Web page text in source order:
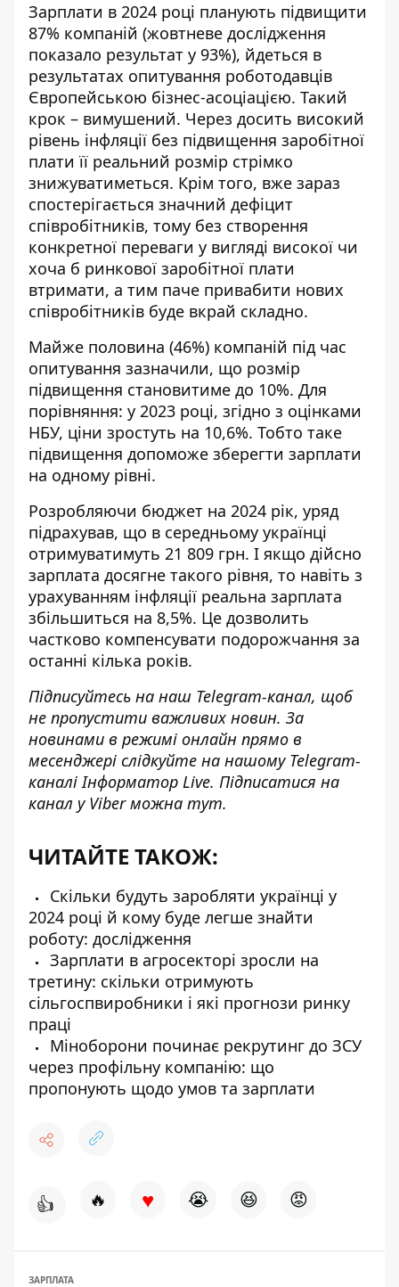
Зарплати в 2024 році планують підвищити
87% компаній (жовтневе дослідження
показало результат у 93%), йдеться в
результатах опитування роботодавців
Європейською бізнес-асоціацією. Такий
крок – вимушений. Через досить високий
рівень інфляції без підвищення заробітної
плати її реальний розмір стрімко
знижуватиметься. Крім того, вже зараз
спостерігається значний дефіцит
співробітників, тому без створення
конкретної переваги у вигляді високої чи
хоча б ринкової заробітної плати
втримати, а тим паче привабити нових
співробітників буде вкрай складно.
Майже половина (46%) компаній під час
опитування зазначили, що розмір
підвищення становитиме до 10%. Для
порівняння: у 2023 році, згідно з оцінками
НБУ, ціни зростуть на 10,6%. Тобто таке
підвищення допоможе зберегти зарплати
на одному рівні.
Розробляючи бюджет на 2024 рік, уряд
підрахував, що в середньому українці
отримуватимуть 21 809 грн. І якщо дійсно
зарплата досягне такого рівня, то навіть з
урахуванням інфляції реальна зарплата
збільшиться на 8,5%. Це дозволить
частково компенсувати подорожчання за
останні кілька років.
Підписуйтесь на наш Telegram-канал, щоб
не пропустити важливих новин. За
новинами в режимі онлайн прямо в
месенджері слідкуйте на нашому Telegram-
каналіІнформатор Live. Підписатися на
канал у Viber можна тут.
ЧИТАЙТЕ ТАКОЖ:
Скільки будуть заробляти українці у
2024 році й кому буде легше знайти
роботу: дослідження
Зарплати в агросекторі зросли на
третину: скільки отримують
сільгоспвиробники і які прогнози ринку
праці
Міноборони починає рекрутинг до ЗСУ
через профільну компанію: що
пропонують щодо умов та зарплати
👍 🔥 ♥ 😭 😆 😡
ЗАРПЛАТА